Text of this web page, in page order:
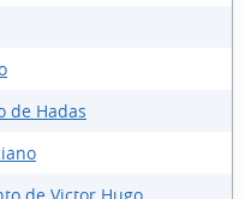
de Hadas